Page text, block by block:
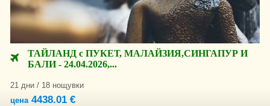
ТАЙЛАНД с ПУКЕТ, МАЛАЙЗИЯ,СИНГАПУР И
БАЛИ - 24.04.2026,...
21 дни / 18 нощувки
цена4438.01 €